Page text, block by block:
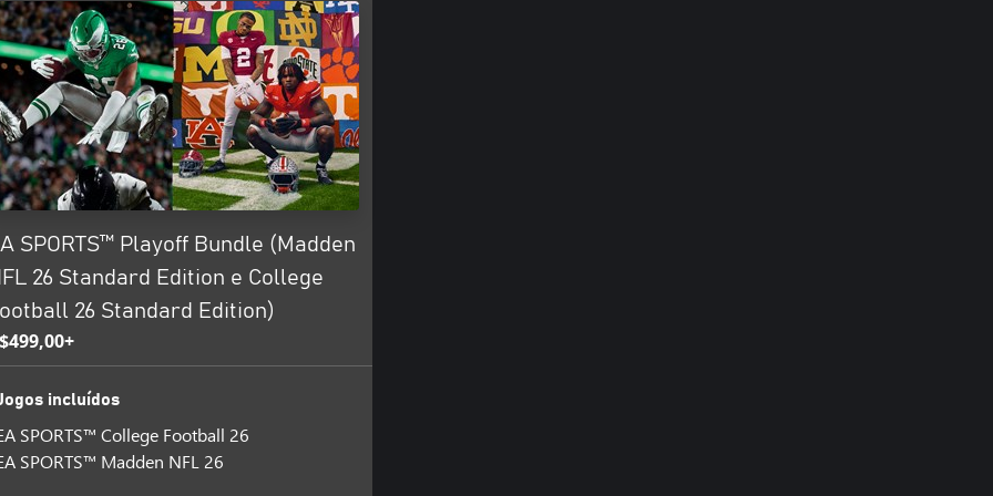
e então marque seu nome
lenda do Heisman em Road to
favorito na jornada rumo ao
que pode ser usada para
virtuais do jogo.
legal. College Football Points
de identificação são fictícios.
ou mortas, é mera coincidência
SPORTS™ Playoff Bundle (Madden
26 Standard Edition e College
26 Standard Edition)
incluídos
SPORTS™ College Football 26
SPORTS™ Madden NFL 26